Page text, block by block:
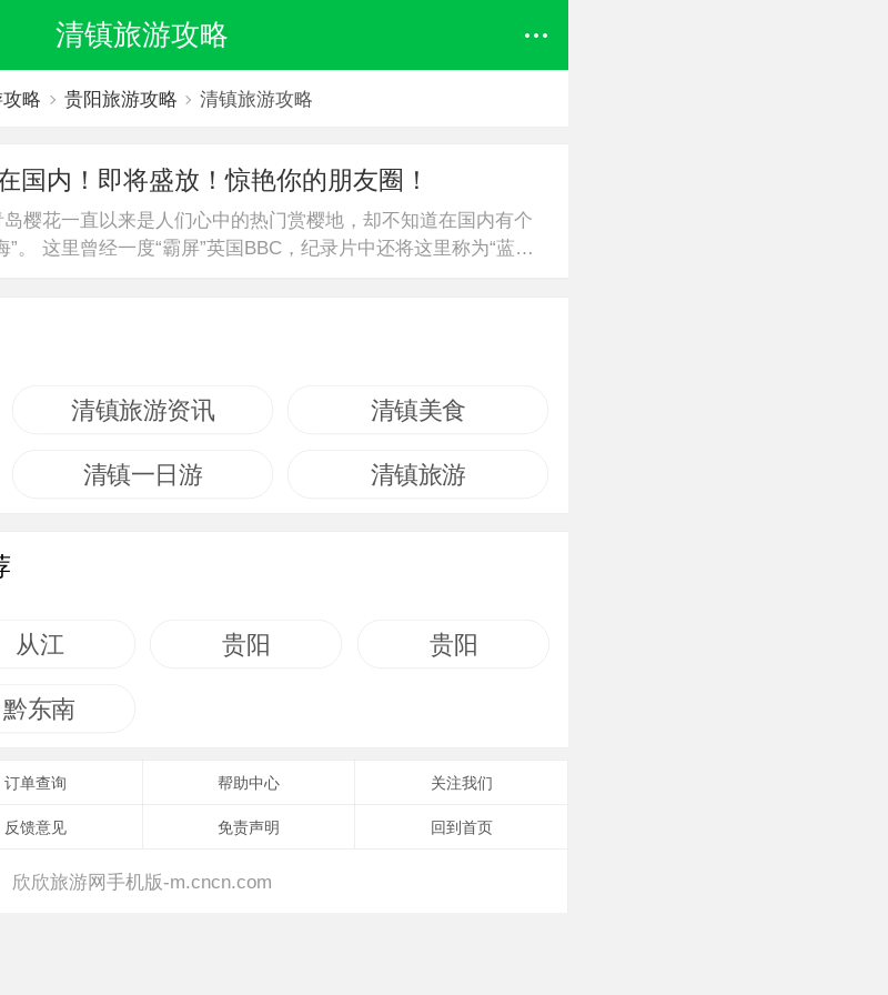
清镇旅游攻略
略 贵阳旅游攻略 清镇旅游攻略
国内！即将盛放！惊艳你的朋友圈！
樱花一直以来是人们心中的热门赏樱地，却不知道在国内有个
。 这里曾经一度“霸屏”英国BBC，纪录片中还将这里称为“蓝
清镇旅游资讯 清镇美食
清镇一日游 清镇旅游
从江 贵阳 贵阳
黔东南
订单查询 帮助中心 关注我们
反馈意见 免责声明 回到首页
欣欣旅游网手机版-m.cncn.com